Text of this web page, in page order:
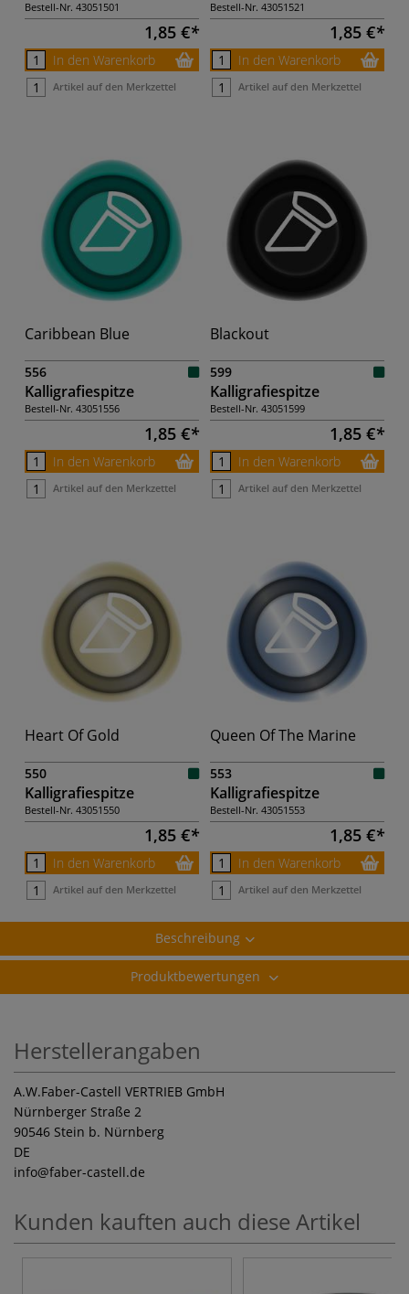
Bestell-Nr. 43051501
1,85 €
In den Warenkorb
Artikel auf den Merkzettel
Bestell-Nr. 43051521
1,85 €
In den Warenkorb
Artikel auf den Merkzettel
Caribbean Blue
556
Kalligrafiespitze
Bestell-Nr. 43051556
1,85 €
In den Warenkorb
Artikel auf den Merkzettel
Blackout
599
Kalligrafiespitze
Bestell-Nr. 43051599
1,85 €
In den Warenkorb
Artikel auf den Merkzettel
Heart Of Gold
550
Kalligrafiespitze
Bestell-Nr. 43051550
1,85 €
In den Warenkorb
Artikel auf den Merkzettel
Queen Of The Marine
553
Kalligrafiespitze
Bestell-Nr. 43051553
1,85 €
In den Warenkorb
Artikel auf den Merkzettel
Beschreibung
Produktbewertungen
Herstellerangaben
A.W.Faber-Castell VERTRIEB GmbH
Nürnberger Straße 2
90546 Stein b. Nürnberg
DE
info@faber-castell.de
Kunden kauften auch diese Artikel